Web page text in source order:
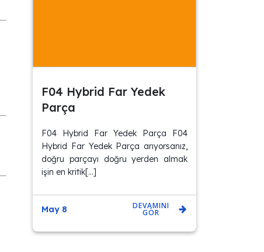
F04 Hybrid Far Yedek
Parça
F04 Hybrid Far Yedek Parça F04
Hybrid Far Yedek Parça arıyorsanız,
doğru parçayı doğru yerden almak
işin en kritik[…]
May 8 DEVAMINI
GÖR